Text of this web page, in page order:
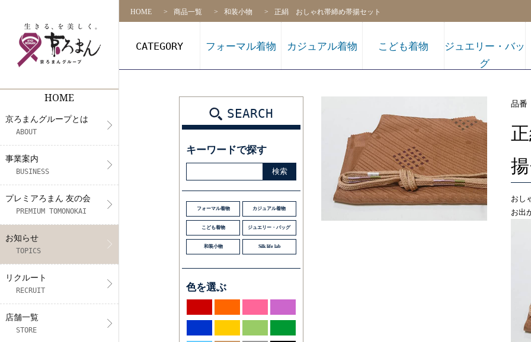
HOME
京ろまんグループとは
ABOUT
未来プロジェクト
事業案内
BUSINESS
フォトスタジオ&振袖レンタル・販売
プレミアろまん 友の会
PREMIUM TOMONOKAI
アプリ会員契約約款（会則）
お知らせ
TOPICS
メディア情報
リクルート
RECRUIT
社員インタビュー
店舗一覧
STORE
HOME 商品一覧 和装小物 正絹 おしゃれ帯締め帯揚セット
CATEGORY フォーマル着物 カジュアル着物 こども着物
ジュエリー・バッ
グ
品番
おし
お出
SEARCH
キーワードで探す
検索
フォーマル着物 カジュアル着物
こども着物 ジュエリー・バッグ
和装小物 Silk life lab
色を選ぶ